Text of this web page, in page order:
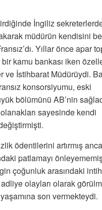
İngiliz
müdürün kendisini
Yıllar önce apar
bir kamu bankası iken
ve İstihbarat Müdürüydi.
konsorsiyumu, eski
bölümünü AB’nin
sayesinde kendi
ödentilerini artırmış
patlamayı
çoğunluk arasındaki
adliye olayları olarak
son vermekteydi.